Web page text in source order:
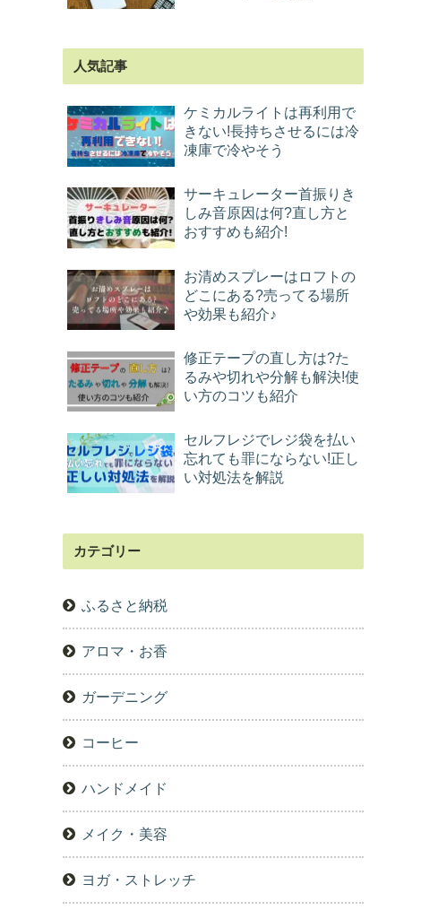
人気記事
ケミカルライトは再利用で
きない!長持ちさせるには冷
凍庫で冷やそう
サーキュレーター首振りき
しみ音原因は何?直し方と
おすすめも紹介!
お清めスプレーはロフトの
どこにある?売ってる場所
や効果も紹介♪
修正テープの直し方は?た
るみや切れや分解も解決!使
い方のコツも紹介
セルフレジでレジ袋を払い
忘れても罪にならない!正し
い対処法を解説
カテゴリー
ふるさと納税
アロマ・お香
ガーデニング
コーヒー
ハンドメイド
メイク・美容
ヨガ・ストレッチ